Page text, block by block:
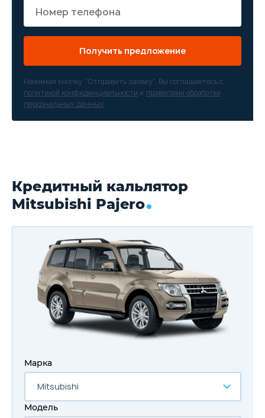
Получить предложение
Нажимая кнопку “Отправить заявку”, Вы соглашаетесь с
политикой конфиденциальности и правилами обработки
персональных данных
Кредитный кальлятор
Mitsubishi Pajero
Марка
Mitsubishi
Модель